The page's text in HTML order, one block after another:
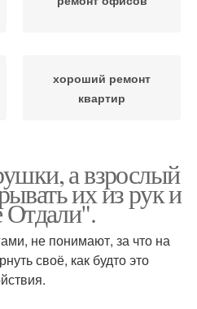
хороший ремонт
квартир
а взрослый
их из рук и
Отдали".
не понимают, за что на
своё, как будто это